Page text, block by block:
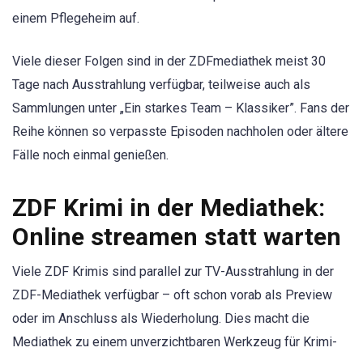
einem Pflegeheim auf.
Viele dieser Folgen sind in der ZDFmediathek meist 30
Tage nach Ausstrahlung verfügbar, teilweise auch als
Sammlungen unter „Ein starkes Team – Klassiker”. Fans der
Reihe können so verpasste Episoden nachholen oder ältere
Fälle noch einmal genießen.
ZDF Krimi in der Mediathek:
Online streamen statt warten
Viele ZDF Krimis sind parallel zur TV-Ausstrahlung in der
ZDF-Mediathek verfügbar – oft schon vorab als Preview
oder im Anschluss als Wiederholung. Dies macht die
Mediathek zu einem unverzichtbaren Werkzeug für Krimi-